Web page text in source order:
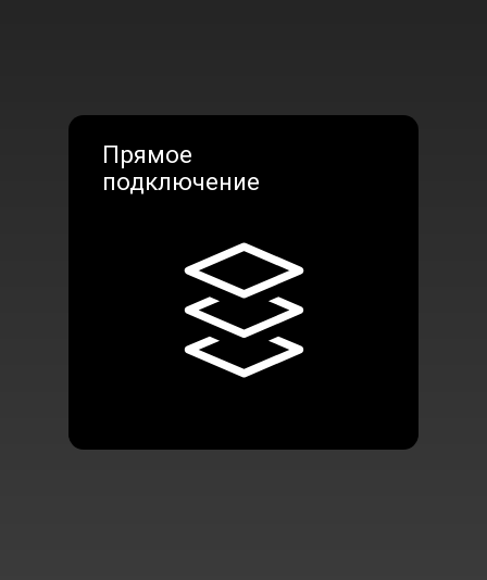
Монтаж без специальных
конструкций
традиционные стальные несущие
конструкции. Легкий экран монтируется
непосредственно на стены, деревянные
или стеклянные поверхности, что
значительно упрощает процесс. Экран
можно закрепить на стене, подвесить к
потолку или установить на подставке.
Тонкий экран идеально вписывается в
невесомого изображения.